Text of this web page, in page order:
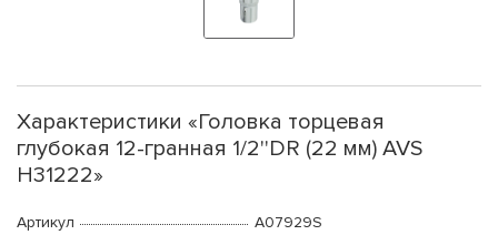
Характеристики «Головка торцевая
глубокая 12-гранная 1/2''DR (22 мм) AVS
H31222»
Артикул
A07929S